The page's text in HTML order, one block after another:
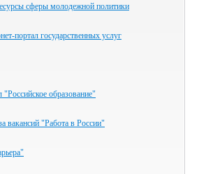
сферы молодежной политики
портал государственных услуг
образование"
вакансий "Работа в России"